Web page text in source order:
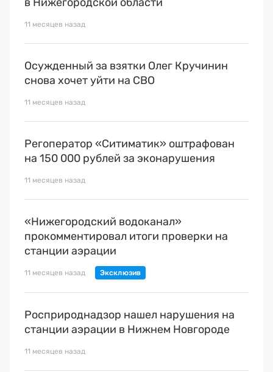
11 месяцев назад
Осужденный за взятки Олег Кручинин
снова хочет уйти на СВО
11 месяцев назад
Регоператор «Ситиматик» оштрафован
на 150 000 рублей за эконарушения
11 месяцев назад
«Нижегородский водоканал»
прокомментировал итоги проверки на
станции аэрации
11 месяцев назад
Росприроднадзор нашел нарушения на
станции аэрации в Нижнем Новгороде
11 месяцев назад